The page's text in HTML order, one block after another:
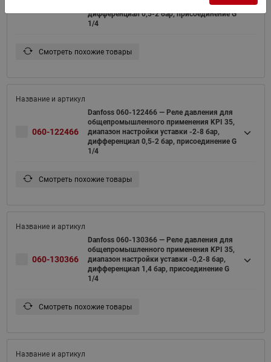
диапазон настройки уставки -2-8 бар,
дифференциал 0,5-2 бар, присоединение G
1/4
Смотреть похожие товары
060-122466
Danfoss 060-122466 — Реле давления для
общепромышленного применения KPI 35,
диапазон настройки уставки -2-8 бар,
дифференциал 0,5-2 бар, присоединение G
1/4
Смотреть похожие товары
060-130366
Danfoss 060-130366 — Реле давления для
общепромышленного применения KPI 35,
диапазон настройки уставки -0,2-8 бар,
дифференциал 1,4 бар, присоединение G
1/4
Смотреть похожие товары